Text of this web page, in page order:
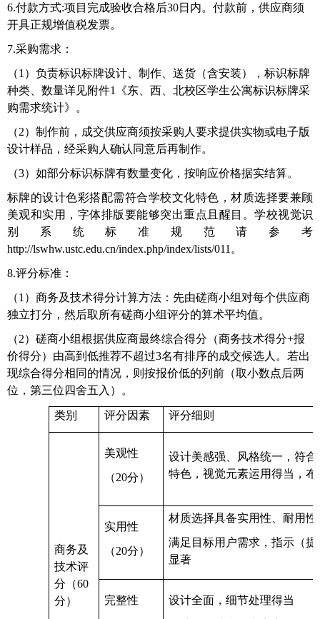
6.付款方式:项目完成验收合格后30日内。付款前，供应商须
开具正规增值税发票。
7.采购需求：
（1）负责标识标牌设计、制作、送货（含安装），标识标牌
种类、数量详见附件1《东、西、北校区学生公寓标识标牌采
购需求统计》。
（2）制作前，成交供应商须按采购人要求提供实物或电子版
设计样品，经采购人确认同意后再制作。
（3）如部分标识标牌有数量变化，按响应价格据实结算。
标牌的设计色彩搭配需符合学校文化特色，材质选择要兼顾
美观和实用，字体排版要能够突出重点且醒目。学校视觉识
别系统标准规范请参考
http://lswhw.ustc.edu.cn/index.php/index/lists/011。
8.评分标准：
（1）商务及技术得分计算方法：先由磋商小组对每个供应商
独立打分，然后取所有磋商小组评分的算术平均值。
（2）磋商小组根据供应商最终综合得分（商务技术得分+报
价得分）由高到低推荐不超过3名有排序的成交候选人。若出
现综合得分相同的情况，则按报价低的列前（取小数点后两
位，第三位四舍五入）。
类别 评分因素 评分细则
商务及
技术评
分（60
分）
美观性
（20分）
设计美感强、风格统一，符合
特色，视觉元素运用得当，布
实用性
（20分）
材质选择具备实用性、耐用性
满足目标用户需求，指示（提
显著
完整性
设计全面，细节处理得当